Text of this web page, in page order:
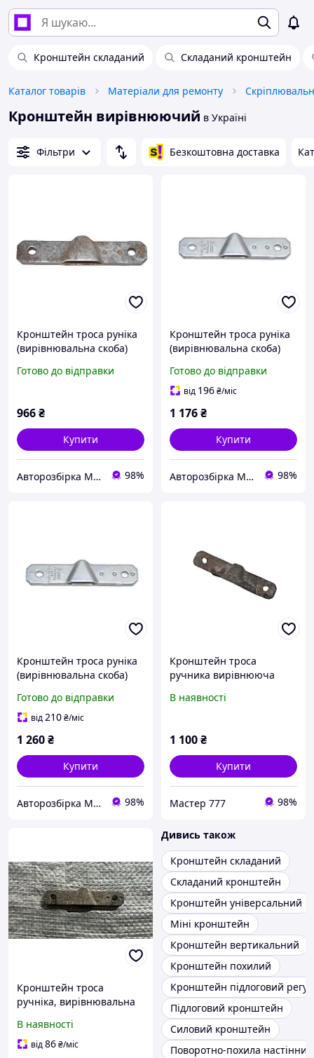
Кронштейн складаний Складаний кронштейн
Каталог товарів Матеріали для ремонту
Кронштейн вирівнюючий в Україні
Фільтри Безкоштовна доставка
Кронштейн троса руніка
(вирівнювальна скоба)
TRANSPORTER T4 90-03
(701711481)
Готово до відправки
966₴
Купити
Авторозбірка Мікроавтобусів 98%
Кронштейн троса руніка
(вирівнювальна скоба)
TRANSPORTER T4 90-03
(ФОЛЬКСВАГЕН
(7H0711481A,
Готово до відправки
від 196₴/міс
1 176₴
Купити
Авторозбірка Мікроавтобусів 98%
Кронштейн троса руніка
(вирівнювальна скоба)
TRANSPORTER T5 03-09
(ФОЛЬКСВАГЕН
(7H0711481A)
Готово до відправки
від210₴/міс
1 260₴
Купити
Авторозбірка Мікроавтобусів 98%
Кронштейн троса
ручника вирівнююча
Volkswagen Transporter T4
В наявності
1 100₴
Купити
Мастер 777 98%
Кронштейн троса
ручніка, вирівнювальна
701711481 VAG Т4
Фольксваген Транспортер
В наявності
від86₴/міс
Дивись також
Кронштейн складаний
Складаний кронштейн
Кронштейн універсальний
Міні кронштейн
Кронштейн вертикальний
Кронштейн похилий
Кронштейн підлоговий
Підлоговий кронштейн
Силовий кронштейн
Поворотно-похила